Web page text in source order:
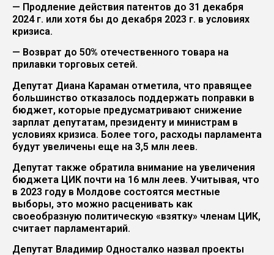
— Продление действия патентов до 31 декабря
2024 г. или хотя бы до декабря 2023 г. в условиях
кризиса.
— Возврат до 50% отечественного товара на
прилавки торговых сетей.
Депутат Диана Караман отметила, что правящее
большинство отказалось поддержать поправки в
бюджет, которые предусматривают снижение
зарплат депутатам, президенту и министрам в
условиях кризиса. Более того, расходы парламента
будут увеличены еще на 3,5 млн леев.
Депутат также обратила внимание на увеличения
бюджета ЦИК почти на 16 млн леев. Учитывая, что
в 2023 году в Молдове состоятся местные
выборы, это можно расценивать как
своеобразную политическую «взятку» членам ЦИК,
считает парламентарий.
Депутат Владимир Односталко назвал проекты